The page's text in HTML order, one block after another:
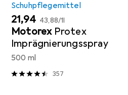
Schuhpflegemittel
EUR
21,94 EUR
43,88/1l
Motorex Protex
Imprägnierungsspray
500 ml
357